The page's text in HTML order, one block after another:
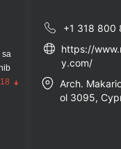
sa
+1 318 800
https://
y.com/
Arch.
ol 3095,